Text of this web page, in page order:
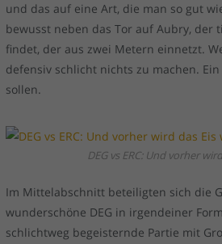
und das auf eine Art, die man so gut
bewusst neben das Tor auf Aubry, der
findet, der aus zwei Metern einnetzt.
defensiv schlicht nichts zu machen.
sollen.
DEG vs ERC: Und vorher
Im Mittelabschnitt beteiligten sich die
wunderschöne DEG in irgendeiner
schlichtweg begeisternde Partie mit